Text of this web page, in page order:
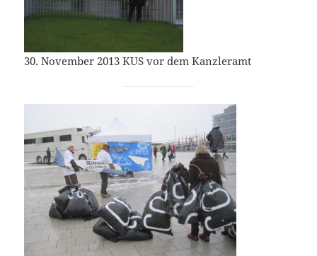
30. November 2013 KUS vor dem Kanzleramt